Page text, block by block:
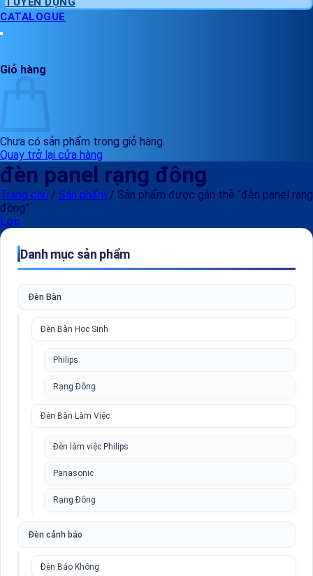
CATALOGUE
Giỏ hàng
Chưa có sản phẩm trong giỏ hàng.
Quay trở lại cửa hàng
đèn panel rạng đông
Trang chủ / Sản phẩm / Sản phẩm được gắn thẻ “đèn panel rạng
đông”
Lọc
Danh mục sản phẩm
Đèn Bàn
Đèn Bàn Học Sinh
Philips
Rạng Đông
Đèn Bàn Làm Việc
Đèn làm việc Philips
Panasonic
Rạng Đông
Đèn cảnh báo
Đèn Báo Không